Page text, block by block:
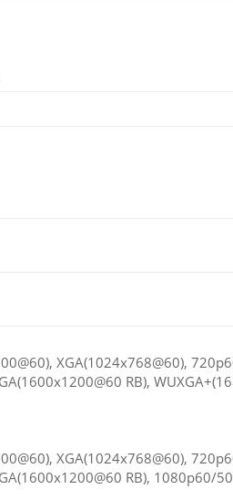
XGA(1024x768@60),
RB),
XGA(1024x768@60),
RB), 1080p60/